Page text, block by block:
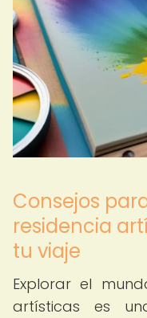
Consejos
residencia
tu viaje
Explorar el
artísticas es